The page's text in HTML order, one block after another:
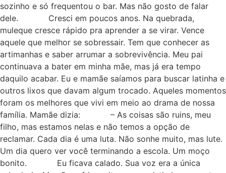
sozinho e só frequentou o bar. Mas não gosto de falar
dele. Cresci em poucos anos. Na quebrada,
muleque cresce rápido pra aprender a se virar. Vence
aquele que melhor se sobressair. Tem que conhecer as
artimanhas e saber arrumar a sobrevivência. Meu pai
continuava a bater em minha mãe, mas já era tempo
daquilo acabar. Eu e mamãe saíamos para buscar latinha e
outros lixos que davam algum trocado. Aqueles momentos
foram os melhores que vivi em meio ao drama de nossa
família. Mamãe dizia: – As coisas são ruins, meu
filho, mas estamos nelas e não temos a opção de
reclamar. Cada dia é uma luta. Não sonhe muito, mas lute.
Um dia quero ver você terminando a escola. Um moço
bonito. Eu ficava calado. Sua voz era a única